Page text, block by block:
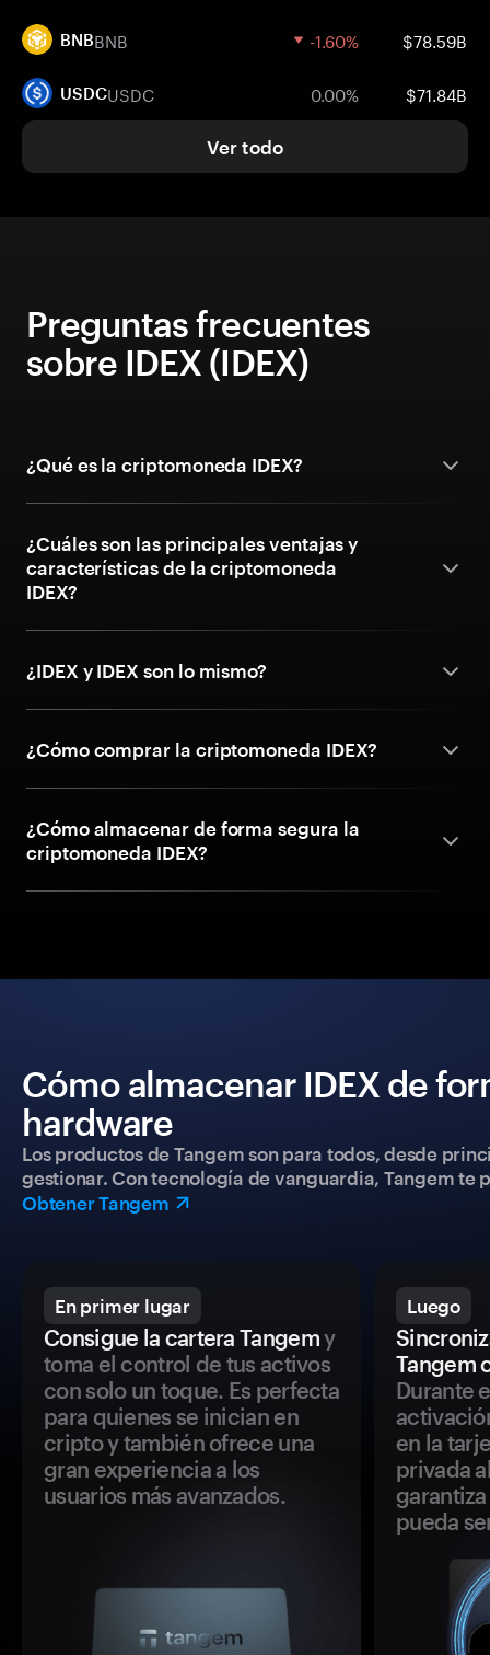
BNBBNB -1.60% $78.59B
USDCUSDC 0.00% $71.84B
Ver todo
Preguntas frecuentes
sobre IDEX (IDEX)
¿Qué es la criptomoneda IDEX?
¿Cuáles son las principales ventajas y
características de la criptomoneda
IDEX?
¿IDEX y IDEX son lo mismo?
¿Cómo comprar la criptomoneda IDEX?
¿Cómo almacenar de forma segura la
criptomoneda IDEX?
Cómo almacenar IDEX de
hardware
Los productos de Tangem son para todos, desde
gestionar. Con tecnología de vanguardia, Tangem
Obtener Tangem
En primer lugar
Consigue la cartera Tangemy
toma el control de tus activos
con solo un toque. Es perfecta
para quienes se inician en
cripto y también ofrece una
gran experiencia a los
usuarios más avanzados.
Luego
Tangem
Durante
en la
privada
pueda